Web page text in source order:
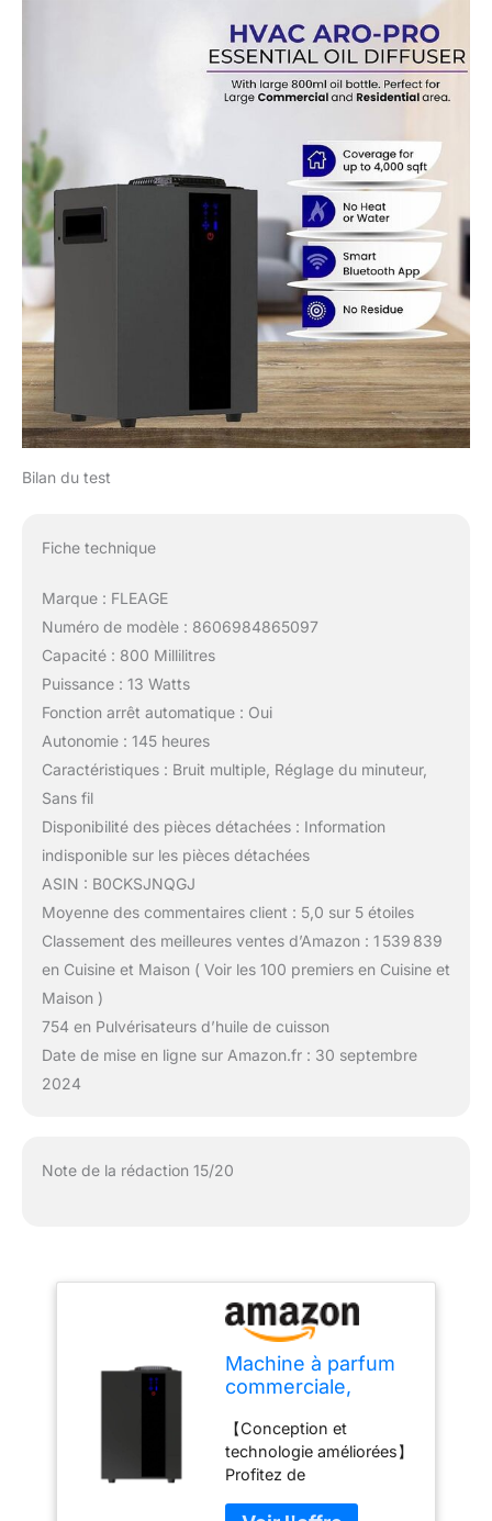
Bilan du test
Fiche technique
Marque : FLEAGE
Numéro de modèle : 8606984865097
Capacité : 800 Millilitres
Puissance : 13 Watts
Fonction arrêt automatique : Oui
Autonomie : 145 heures
Caractéristiques : Bruit multiple, Réglage du minuteur,
Sans fil
Disponibilité des pièces détachées : Information
indisponible sur les pièces détachées
ASIN : B0CKSJNQGJ
Moyenne des commentaires client : 5,0 sur 5 étoiles
Classement des meilleures ventes d’Amazon : 1 539 839
en Cuisine et Maison ( Voir les 100 premiers en Cuisine et
Maison )
754 en Pulvérisateurs d’huile de cuisson
Date de mise en ligne sur Amazon.fr : 30 septembre
2024
Note de la rédaction 15/20
Machine à parfum
commerciale,
avec bouteille
d'huile de 800 ml,
couverture jusqu'à
4 000 SQSF de
【Conception et
technologie améliorées】
Profitez de